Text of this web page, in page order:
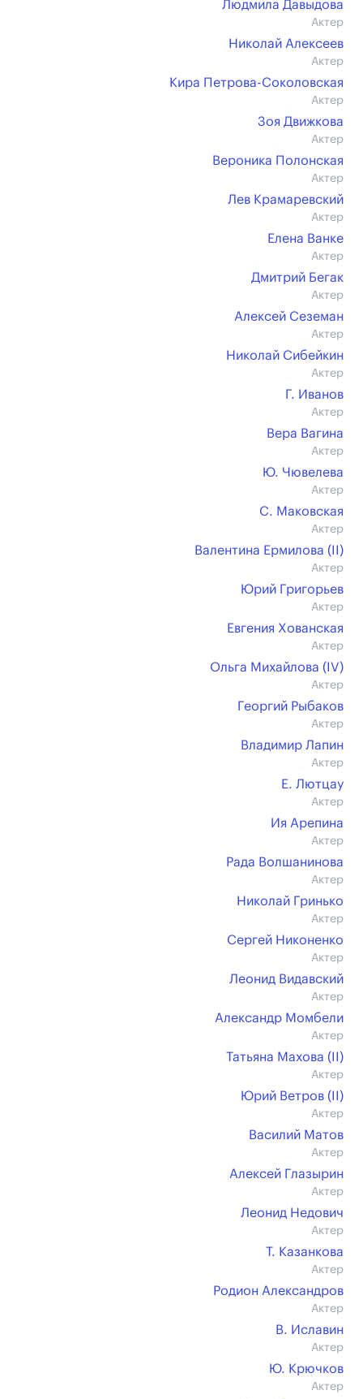
Людмила Давыдова
Актер
Николай Алексеев
Актер
Кира Петрова-Соколовская
Актер
Зоя Движкова
Актер
Вероника Полонская
Актер
Лев Крамаревский
Актер
Елена Ванке
Актер
Дмитрий Бегак
Актер
Алексей Сеземан
Актер
Николай Сибейкин
Актер
Г. Иванов
Актер
Вера Вагина
Актер
Ю. Чювелева
Актер
С. Маковская
Актер
Валентина Ермилова (II)
Актер
Юрий Григорьев
Актер
Евгения Хованская
Актер
Ольга Михайлова (IV)
Актер
Георгий Рыбаков
Актер
Владимир Лапин
Актер
Е. Лютцау
Актер
Ия Арепина
Актер
Рада Волшанинова
Актер
Николай Гринько
Актер
Сергей Никоненко
Актер
Леонид Видавский
Актер
Александр Момбели
Актер
Татьяна Махова (II)
Актер
Юрий Ветров (II)
Актер
Василий Матов
Актер
Алексей Глазырин
Актер
Леонид Недович
Актер
Т. Казанкова
Актер
Родион Александров
Актер
В. Иславин
Актер
Ю. Крючков
Актер